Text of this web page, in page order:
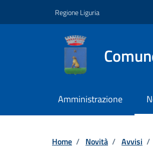
Regione Liguria
Amministrazione
Home / Novità / Avvisi /